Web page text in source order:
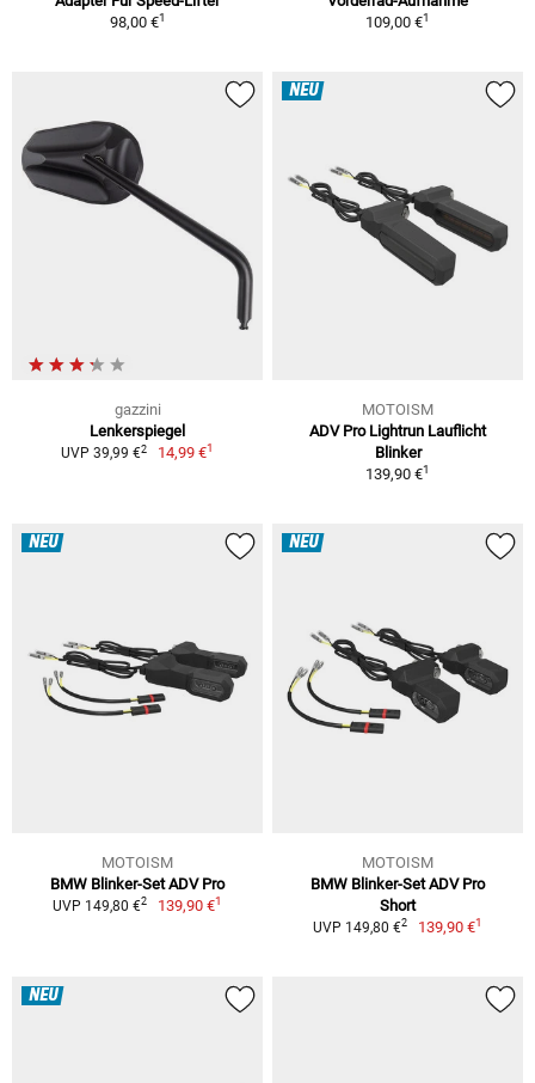
98,00 €1
109,00 €1
gazzini
Lenkerspiegel
UVP 39,99 €2 14,99 €1
NEU
MOTOISM
ADV Pro Lightrun Lauflicht
Blinker
139,90 €1
NEU
MOTOISM
BMW Blinker-Set ADV Pro
UVP 149,80 €2 139,90 €1
NEU
MOTOISM
BMW Blinker-Set ADV Pro
Short
UVP 149,80 €2 139,90 €1
NEU